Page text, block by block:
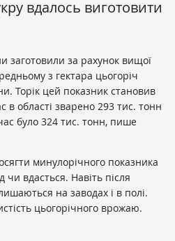
вдалось виготовити
заготовили за рахунок вищої
з гектара цьогоріч
Торік цей показник становив
в області зварено 293 тис. тонн
було 324 тис. тонн, пише
минулорічного показника
вдасться. Навіть після
на заводах і в полі.
цьогорічного врожаю.